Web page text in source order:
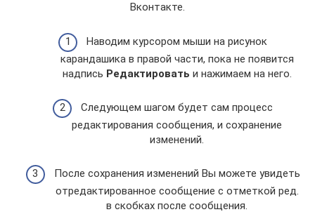
Вконтакте.
Наводим курсором мыши на рисунок
карандашика в правой части, пока не появится
надпись Редактировать и нажимаем на него.
Следующем шагом будет сам процесс
редактирования сообщения, и сохранение
изменений.
После сохранения изменений Вы можете увидеть
отредактированное сообщение с отметкой ред.
в скобках после сообщения.